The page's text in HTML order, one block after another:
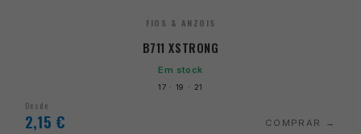
FIOS & ANZOIS
B711 XSTRONG
Em stock
17 · 19 · 21
Desde
2,15 € COMPRAR